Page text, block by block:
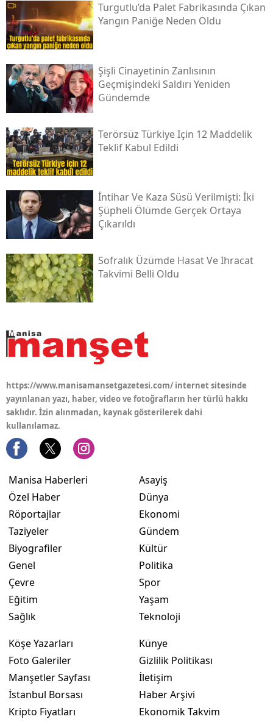
Turgutlu’da Palet Fabrikasında Çıkan
Yangın Paniğe Neden Oldu
Şişli Cinayetinin Zanlısının
Geçmişindeki Saldırı Yeniden
Gündemde
Terörsüz Türkiye Için 12 Maddelik
Teklif Kabul Edildi
İntihar Ve Kaza Süsü Verilmişti: İki
Şüpheli Ölümde Gerçek Ortaya
Çıkarıldı
Sofralık Üzümde Hasat Ve Ihracat
Takvimi Belli Oldu
https://www.manisamansetgazetesi.com/ internet sitesinde
yayınlanan yazı, haber, video ve fotoğrafların her türlü hakkı
saklıdır. İzin alınmadan, kaynak gösterilerek dahi
kullanılamaz.
Manisa Haberleri
Özel Haber
Röportajlar
Taziyeler
Biyografiler
Genel
Çevre
Eğitim
Sağlık
Asayiş
Dünya
Ekonomi
Gündem
Kültür
Politika
Spor
Yaşam
Teknoloji
Köşe Yazarları
Foto Galeriler
Manşetler Sayfası
İstanbul Borsası
Kripto Fiyatları
Künye
Gizlilik Politikası
İletişim
Haber Arşivi
Ekonomik Takvim